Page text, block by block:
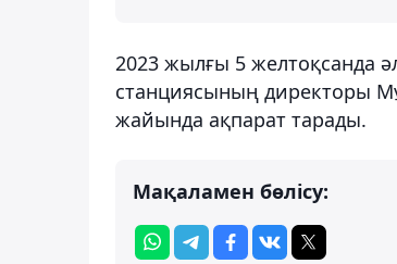
2023 жылғы 5 желтоқсанда
станциясының директоры
жайында ақпарат тарады.
Мақаламен бөлісу: